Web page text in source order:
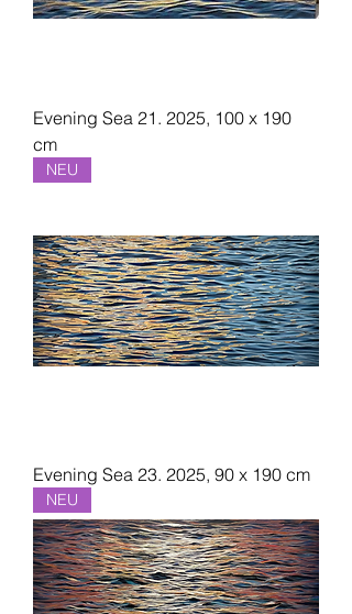
Evening Sea 21. 2025, 100 x 190
cm
NEU
Evening Sea 23. 2025, 90 x 190 cm
NEU